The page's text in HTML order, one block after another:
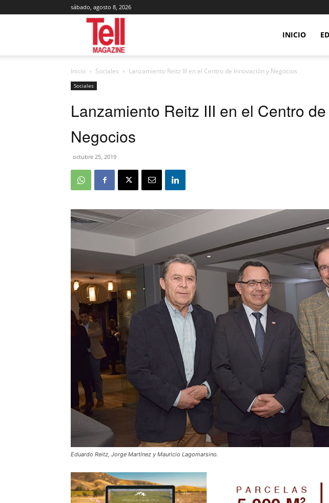
sábado, agosto 8, 2026
Magazine
INICIO
Inicio Sociales Lanzamiento Reitz III en el Centro de Innovación y Negocios
Sociales
Lanzamiento Reitz III en el Centro
Negocios
octubre 25, 2019
Eduardo Reitz, Jorge Martínez y Mauricio Lagomarsino.